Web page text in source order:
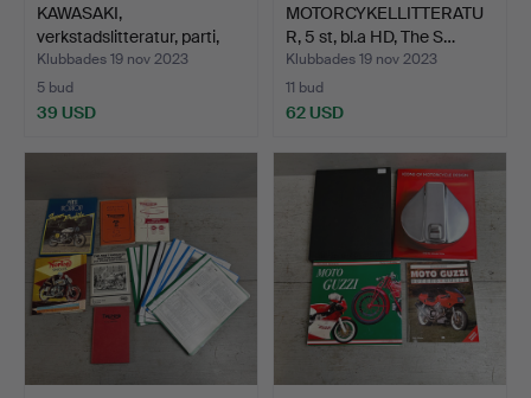
KAWASAKI,
verkstadslitteratur, parti,
1970…
Klubbades 19 nov 2023
5 bud
39 USD
MOTORCYKELLITTERATU
R, 5 st, bl.a HD, The S…
Klubbades 19 nov 2023
11 bud
62 USD